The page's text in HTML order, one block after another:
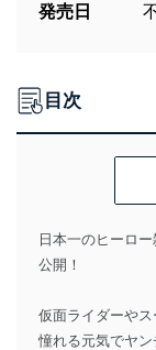
発売日
目次
日本一のヒーロ
公開！
仮面ライダーや
憧れる元気でヤ